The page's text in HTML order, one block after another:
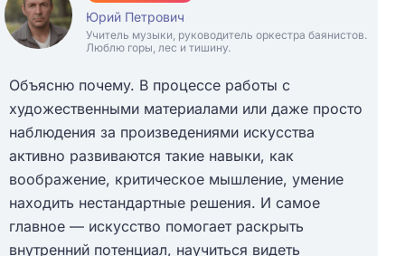
Юрий Петрович
Учитель музыки, руководитель оркестра баянистов.
Люблю горы, лес и тишину.
Объясню почему. В процессе работы с
художественными материалами или даже просто
наблюдения за произведениями искусства
активно развиваются такие навыки, как
воображение, критическое мышление, умение
находить нестандартные решения. И самое
главное — искусство помогает раскрыть
внутренний потенциал, научиться видеть